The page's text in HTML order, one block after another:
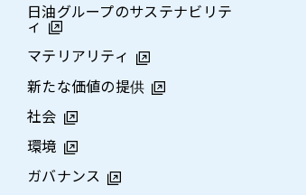
日油グループのサステナビリテ
ィ
マテリアリティ
新たな価値の提供
社会
環境
ガバナンス